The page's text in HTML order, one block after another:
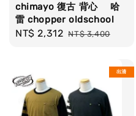
chimayo 復古 背心 哈
雷 chopper oldschool
Sale
NT$ 2,312 Regular
NT$ 3,400
出清